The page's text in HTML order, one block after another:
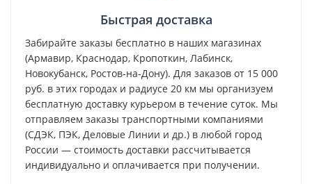
Быстрая доставка
Забирайте заказы бесплатно в наших магазинах
(Армавир, Краснодар, Кропоткин, Лабинск,
Новокубанск, Ростов-на-Дону). Для заказов от 15 000
руб. в этих городах и радиусе 20 км мы организуем
бесплатную доставку курьером в течение суток. Мы
отправляем заказы транспортными компаниями
(СДЭК, ПЭК, Деловые Линии и др.) в любой город
России — стоимость доставки рассчитывается
индивидуально и оплачивается при получении.